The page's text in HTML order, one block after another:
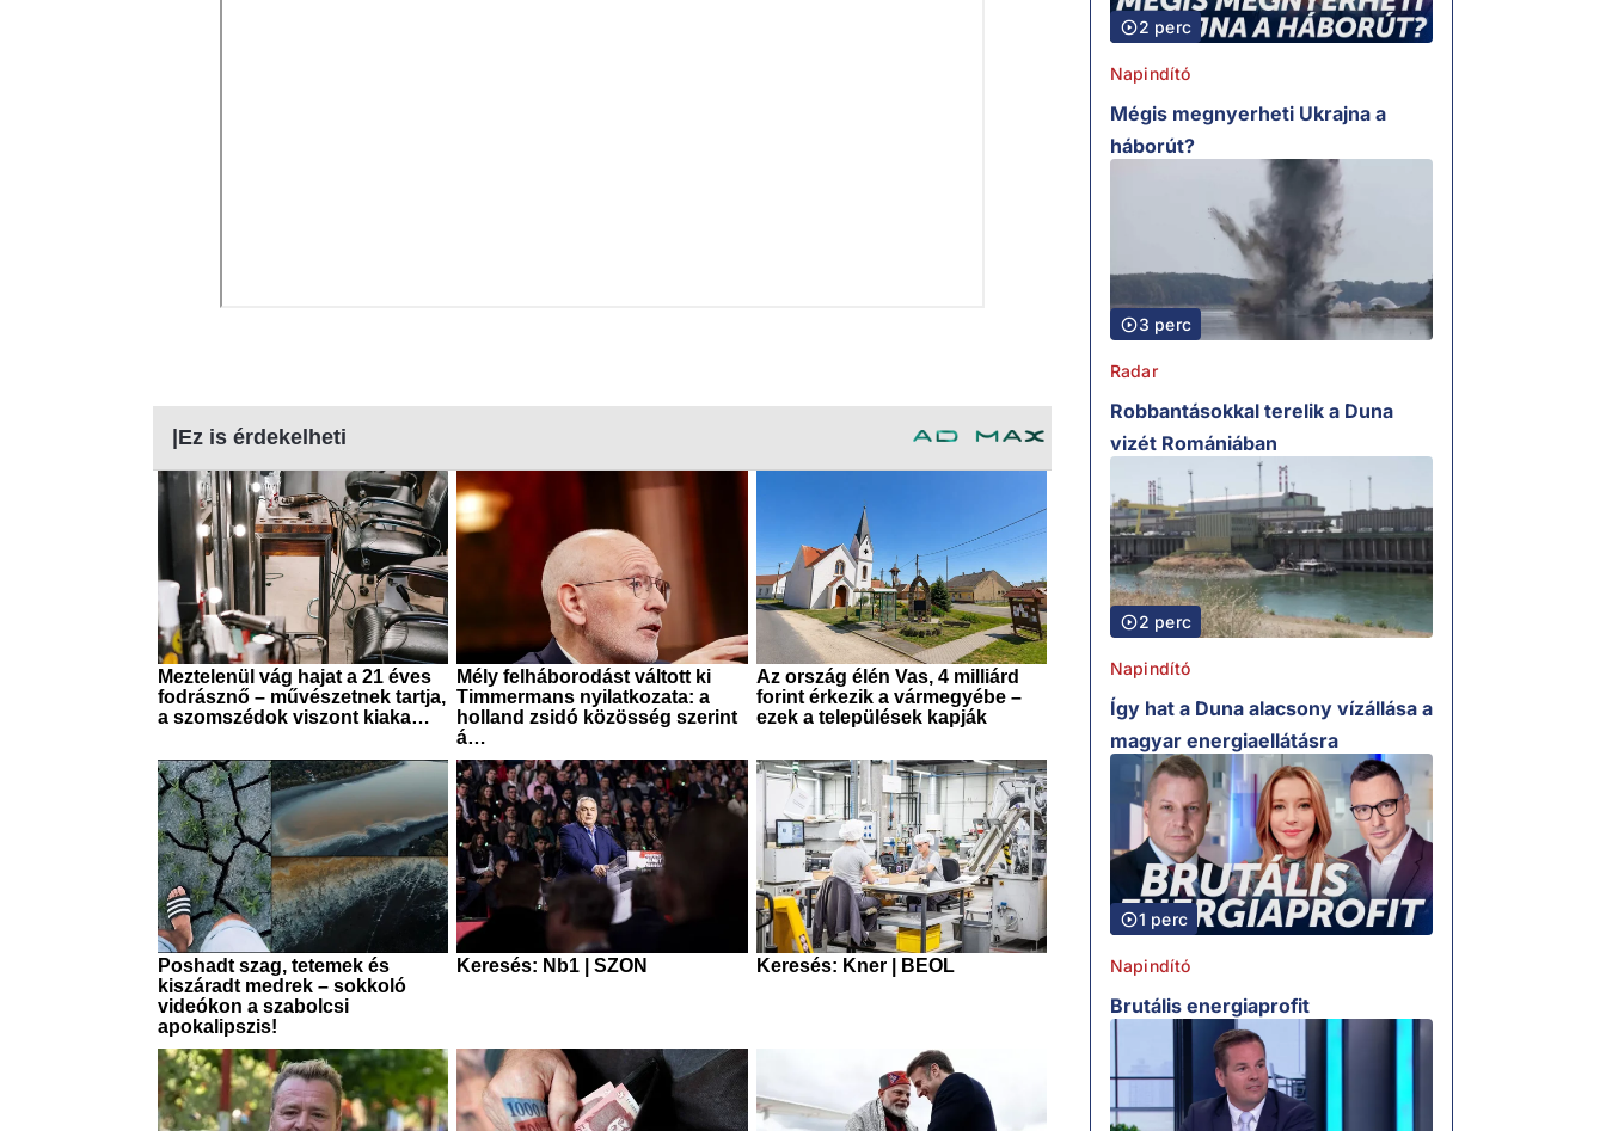
2 perc
Napindító
Mégis megnyerheti Ukrajna a
háborút?
3 perc
Radar
Robbantásokkal terelik a Duna
vizét Romániában
2 perc
Napindító
Így hat a Duna alacsony vízállása a
magyar energiaellátásra
1 perc
Napindító
Brutális energiaprofit